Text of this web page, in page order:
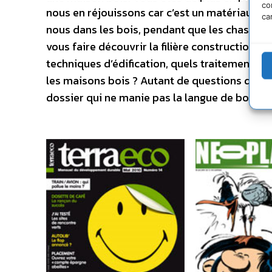
nous en réjouissons car c’est un matériau
nous dans les bois, pendant que les
vous faire découvrir la filière construction
techniques d’édification, quels traitements,
les maisons bois ? Autant de questions dont
dossier qui ne manie pas la langue de bois.